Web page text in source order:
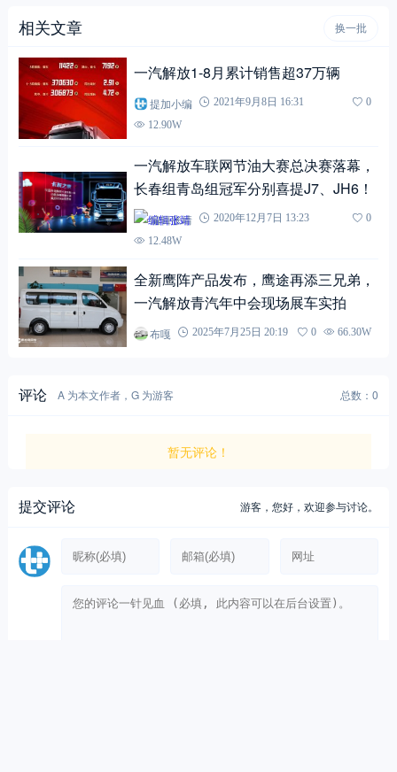
相关文章 换一批
一汽解放1-8月累计销售超37万辆
提加小编 2021年9月8日 16:31
0
12.90W
一汽解放车联网节油大赛总决赛落幕，
长春组青岛组冠军分别喜提J7、JH6！
编辑张靖 2020年12月7日 13:23
0
12.48W
全新鹰阵产品发布，鹰途再添三兄弟，
一汽解放青汽年中会现场展车实拍
布嘎 2025年7月25日 20:19 0 66.30W
评论 A 为本文作者，G 为游客 总数：0
暂无评论！
提交评论 游客，您好，欢迎参与讨论。